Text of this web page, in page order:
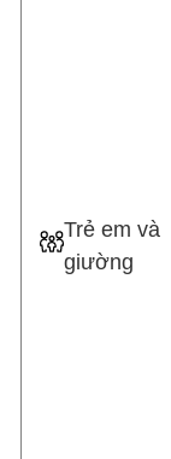
Trẻ em và
giường